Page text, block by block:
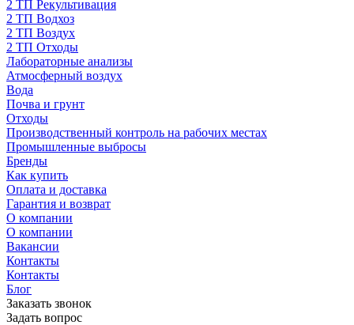
2 ТП Рекультивация
2 ТП Водхоз
2 ТП Воздух
2 ТП Отходы
Лабораторные анализы
Атмосферный воздух
Вода
Почва и грунт
Отходы
Производственный контроль на рабочих местах
Промышленные выбросы
Бренды
Как купить
Оплата и доставка
Гарантия и возврат
О компании
О компании
Вакансии
Контакты
Контакты
Блог
Заказать звонок
Задать вопрос